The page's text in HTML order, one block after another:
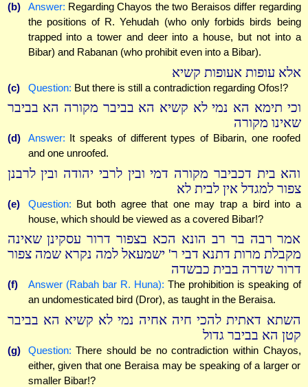
(b) Answer: Regarding Chayos the two Beraisos differ regarding
the positions of R. Yehudah (who only forbids birds being
trapped into a tower and deer into a house, but not into a
Bibar) and Rabanan (who prohibit even into a Bibar).
אלא עופות אעופות קשיא
(c) Question: But there is still a contradiction regarding Ofos!?
וכי תימא הא נמי לא קשיא הא בביבר מקורה הא בביבר
שאינו מקורה
(d) Answer: It speaks of different types of Bibarin, one roofed
and one unroofed.
והא בית דכביבר מקורה דמי ובין לרבי יהודה ובין לרבנן
צפור למגדל אין לבית לא
(e) Question: But both agree that one may trap a bird into a
house, which should be viewed as a covered Bibar!?
אמר רבה בר רב הונא הכא בצפור דרור עסקינן שאינה
מקבלת מרות דתנא דבי ר' ישמעאל למה נקרא שמה צפור
דרור שדרה בבית כבשדה
(f) Answer (Rabah bar R. Huna): The prohibition is speaking of
an undomesticated bird (Dror), as taught in the Beraisa.
השתא דאתית להכי חיה אחיה נמי לא קשיא הא בביבר
קטן הא בביבר גדול
(g) Question: There should be no contradiction within Chayos,
either, given that one Beraisa may be speaking of a larger or
smaller Bibar!?